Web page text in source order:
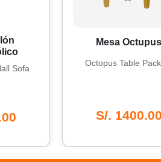
Mesa Octupus
Octopus Table Pack x4
S/. 1400.00